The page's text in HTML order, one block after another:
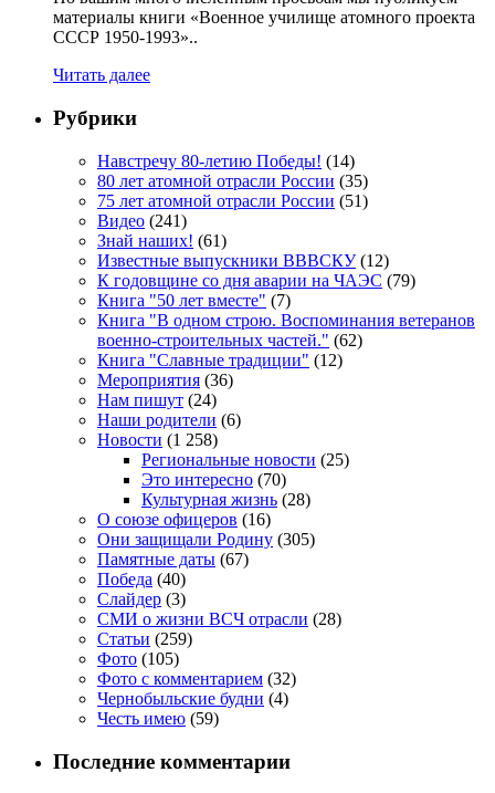
материалы книги «Военное училище атомного проекта
СССР 1950-1993»..
Читать далее
Рубрики
Навстречу 80-летию Победы! (14)
80 лет атомной отрасли России (35)
75 лет атомной отрасли России (51)
Видео (241)
Знай наших! (61)
Известные выпускники ВВВСКУ(12)
К годовщине со дня аварии на ЧАЭС (79)
Книга "50 лет вместе" (7)
Книга "В одном строю. Воспоминания ветеранов
военно-строительных частей." (62)
Книга "Славные традиции" (12)
Мероприятия (36)
Нам пишут (24)
Наши родители (6)
Новости (1 258)
Региональные новости (25)
Это интересно (70)
Культурная жизнь (28)
О союзе офицеров (16)
Они защищали Родину (305)
Памятные даты (67)
Победа (40)
Слайдер (3)
СМИ о жизни ВСЧ отрасли (28)
Статьи (259)
Фото (105)
Фото с комментарием (32)
Чернобыльские будни (4)
Честь имею (59)
Последние комментарии